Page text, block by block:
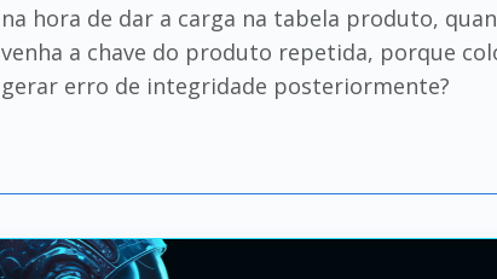
na hora de dar a carga na tabela produto,
venha a chave do produto repetida, porque
gerar erro de integridade posteriormente?